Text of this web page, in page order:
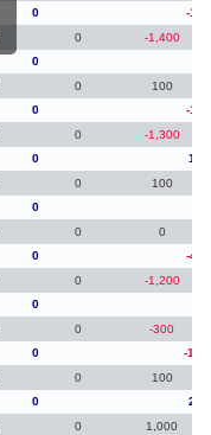
0
-
0 -1,400
0
0 100
0
-
0 -1,300
0
0 100
0
0 0
0
-
0 -1,200
0
0 -300
0
-
0 100
0
0 1,000